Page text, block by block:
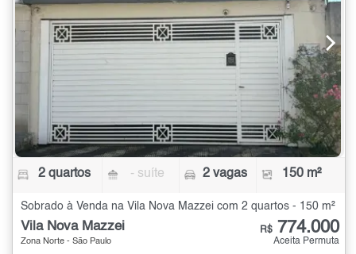
2 quartos - suíte 2 vagas 150 m²
Sobrado à Venda na Vila Nova Mazzei com 2 quartos - 150 m²
Vila Nova Mazzei
Zona Norte - São Paulo
R$ 774.000
Aceita Permuta